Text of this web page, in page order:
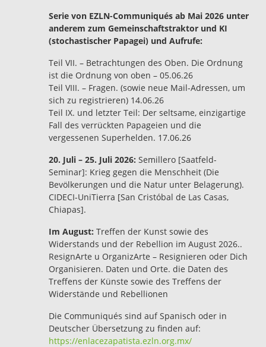
Serie von EZLN-Communiqués ab Mai 2026 unter
anderem zum Gemeinschaftstraktor und KI
(stochastischer Papagei) und Aufrufe:
Teil VII. – Betrachtungen des Oben. Die Ordnung
ist die Ordnung von oben – 05.06.26
Teil VIII. – Fragen. (sowie neue Mail-Adressen, um
sich zu registrieren) 14.06.26
Teil IX. und letzter Teil: Der seltsame, einzigartige
Fall des verrückten Papageien und die
vergessenen Superhelden. 17.06.26
20. Juli – 25. Juli 2026: Semillero [Saatfeld-
Seminar]: Krieg gegen die Menschheit (Die
Bevölkerungen und die Natur unter Belagerung).
CIDECI-UniTierra [San Cristóbal de Las Casas,
Chiapas].
Im August: Treffen der Kunst sowie des
Widerstands und der Rebellion im August 2026..
ResignArte u OrganizArte – Resignieren oder Dich
Organisieren. Daten und Orte. die Daten des
Treffens der Künste sowie des Treffens der
Widerstände und Rebellionen
Die Communiqués sind auf Spanisch oder in
Deutscher Übersetzung zu finden auf:
https://enlacezapatista.ezln.org.mx/